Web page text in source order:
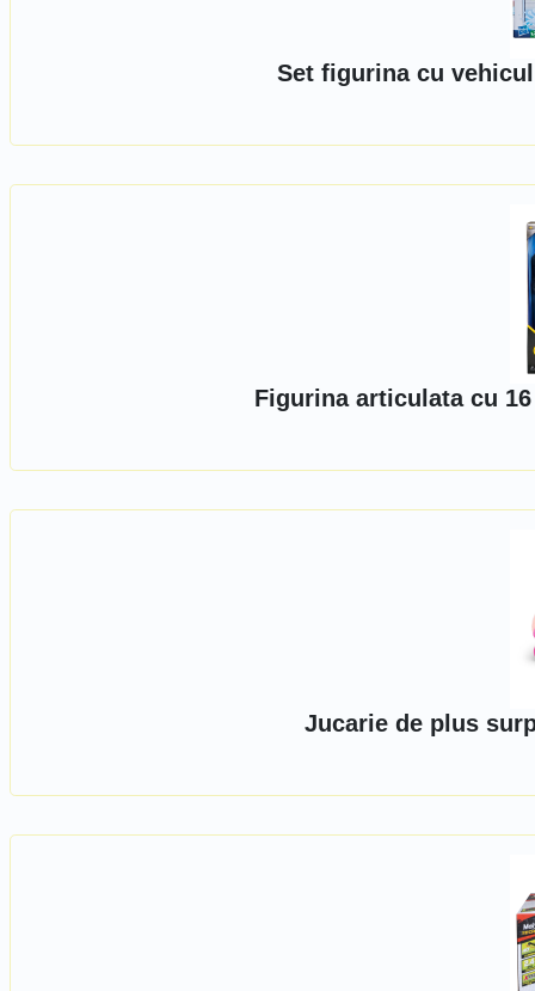
Set figurina cu
Figurina articulata cu
Jucarie de plus